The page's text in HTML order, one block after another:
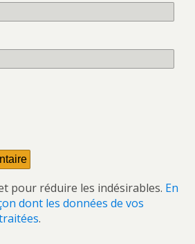
pour réduire les indésirables. En
dont les données de vos
.